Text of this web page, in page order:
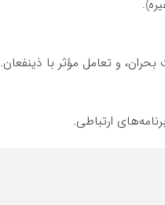
و تعامل مؤثر با ذینفعان.
ارتباطی.